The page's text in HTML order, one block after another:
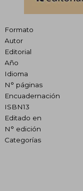
Formato
Autor
Editorial
Año
Idioma
N° páginas
Encuadernación
ISBN13
Editado en
N° edición
Categorías